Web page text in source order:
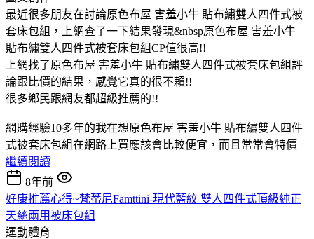
最近很多朋友在討論原色布屋 害羞小牛 貼布繡雙人四件式被
套床包組，上網查了一下結果發現&nbsp原色布屋 害羞小牛
貼布繡雙人四件式被套床包組CP值很高!!
上網找了原色布屋 害羞小牛 貼布繡雙人四件式被套床包組評
論跟比價的結果，感覺它真的很不賴!!
很多鄉民跟網友都超級推薦的!!
網購經驗10多年的我在想原色布屋 害羞小牛 貼布繡雙人四件
式被套床包組在網路上買應該會比較便宜，而且常常會特價
繼續閱讀
8年前
好康推薦心得~梵蒂尼Famttini-現代藍紋 雙人四件式頂級純正
天絲兩用被床包組
運動體育